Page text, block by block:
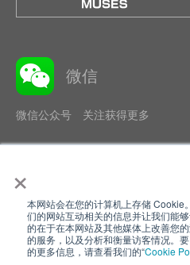
×
本网站会在您的计算机上存储 Cookie
们的网站互动相关的信息并让我们能
的在于在本网站及其他媒体上改善您
的服务，以及分析和衡量访客情况。
的更多信息，请查看我们的“Cookie
微信
微信公众号 关注获得更多
隐私政策
Cookie Policy